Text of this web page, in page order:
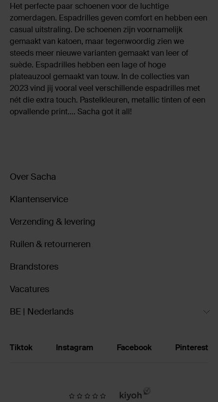
Het perfecte paar schoenen voor de luchtige
zomerdagen. Espadrilles geven comfort en hebben een
casual uitstraling. De schoenen zijn voornamelijk
gemaakt van katoen, maar tegenwoordig zien we
steeds meer nieuwe varianten gemaakt van leer of
suède. Espadrilles hebben een lage of hoge
plateauzool gemaakt van touw. In de collecties van
2023 vind jij vooral veel verschillende espadrilles met
nét die extra touch. Pastelkleuren, metallic tinten of een
opvallende print…. Sacha got it all!
Over Sacha
Klantenservice
Verzending & levering
Ruilen & retourneren
Brandstores
Vacatures
BE | Nederlands
Tiktok Instagram Facebook Pinterest